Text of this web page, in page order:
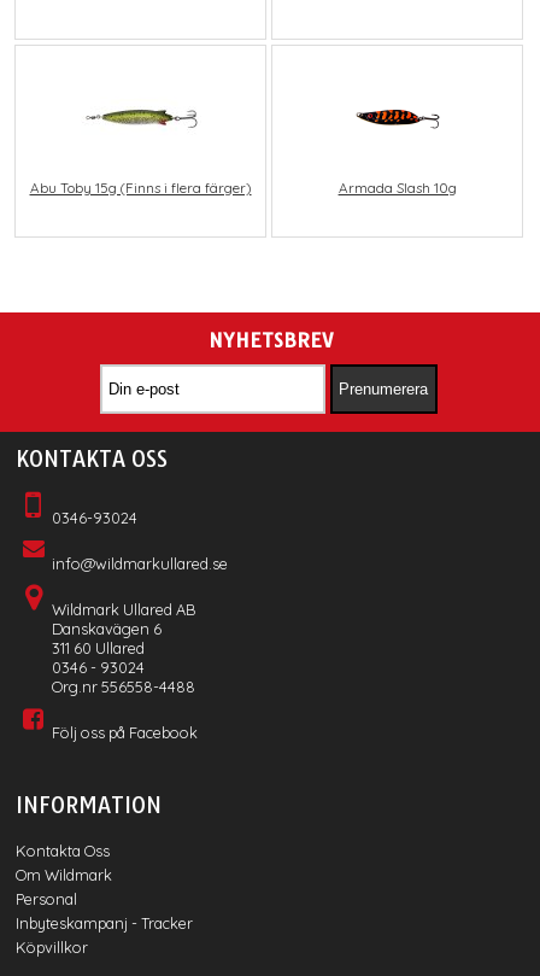
Abu Toby 15g (Finns i flera färger) Armada Slash 10g
NYHETSBREV
KONTAKTA OSS
0346-93024
info@wildmarkullared.se
Wildmark Ullared AB
Danskavägen 6
311 60 Ullared
0346 - 93024
Org.nr 556558-4488
Följ oss på Facebook
INFORMATION
Kontakta Oss
Om Wildmark
Personal
Inbyteskampanj - Tracker
Köpvillkor